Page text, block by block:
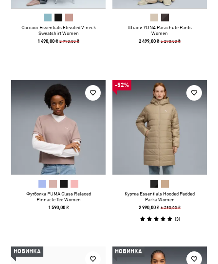
Світшот Essentials Elevated V-neck
Sweatshirt Women
1 490,00 ₴2 990,00 ₴
Штани YONA Parachute Pants
Women
2 499,00 ₴6 290,00 ₴
Футболка PUMA Class Relaxed
Pinnacle Tee Women
1 590,00 ₴
-52%
Куртка Essentials Hooded Padded
Parka Women
2 990,00 ₴6 290,00 ₴
(3)
НОВИНКА НОВИНКА